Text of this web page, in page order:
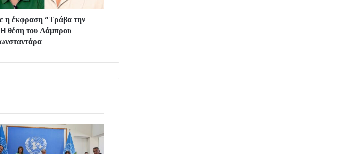
η έκφραση “Τράβα την
θέση του Λάμπρου